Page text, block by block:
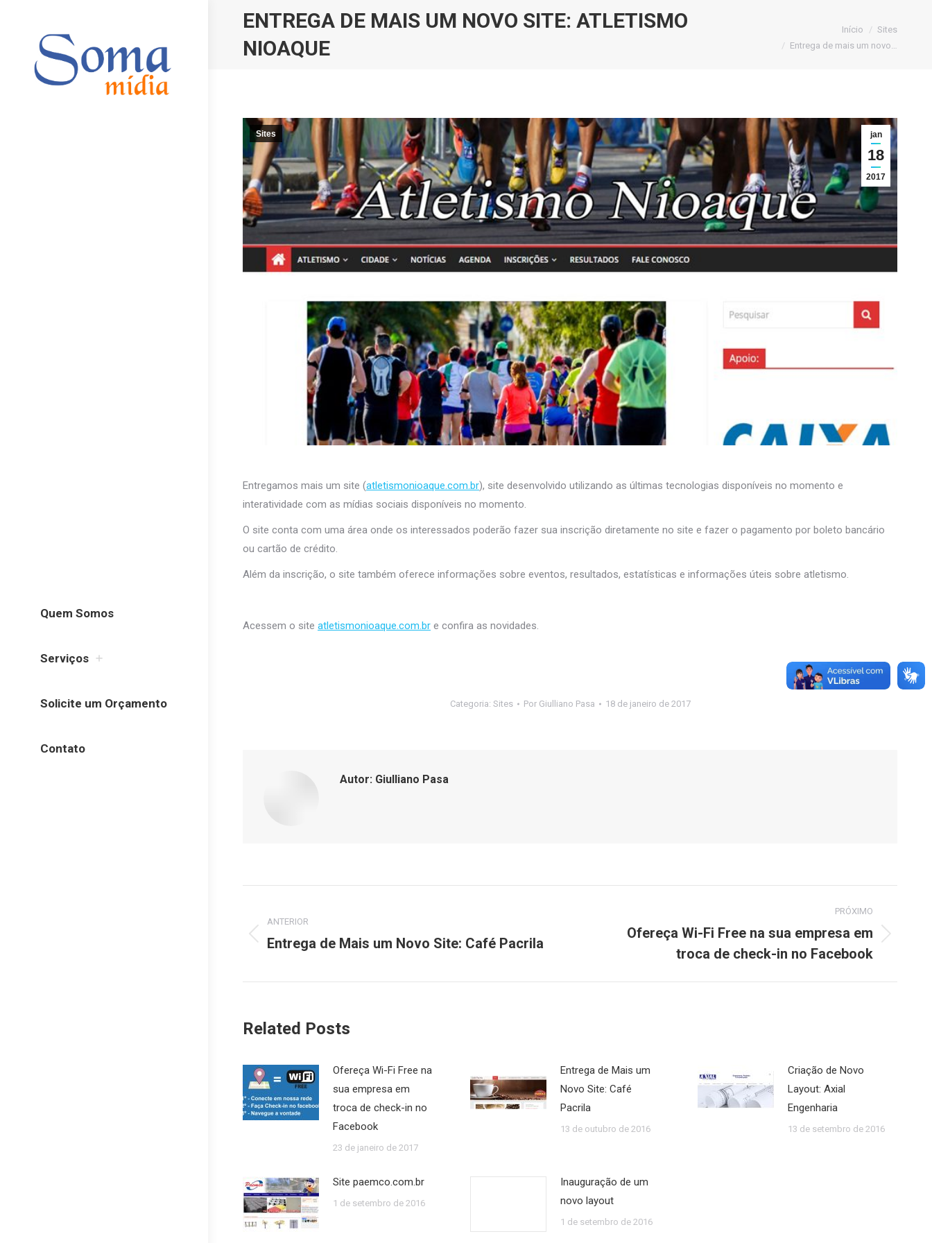
Quem Somos
Serviços
Solicite um Orçamento
Contato
ENTREGA DE MAIS UM NOVO SITE: ATLETISMO
NIOAQUE
Início
Sites
Entrega de mais um novo…
jan
18
2017
Sites
Entregamos mais um site (atletismonioaque.com.br), site desenvolvido utilizando as últimas tecnologias disponíveis no momento e
interatividade com as mídias sociais disponíveis no momento.
O site conta com uma área onde os interessados poderão fazer sua inscrição diretamente no site e fazer o pagamento por boleto bancário
ou cartão de crédito.
Além da inscrição, o site também oferece informações sobre eventos, resultados, estatísticas e informações úteis sobre atletismo.
Acessem o site atletismonioaque.com.br e confira as novidades.
Categoria: Sites Por Giulliano Pasa 18 de janeiro de 2017
Autor: Giulliano Pasa
deANTERIOR
Post
Entrega de Mais um Novo Site: Café Pacrila
PRÓXIMO
Ofereça Wi-Fi Free na sua empresa em
troca de check-in no Facebook
Related Posts
Ofereça Wi-Fi Free na
sua empresa em
troca de check-in no
Facebook
23 de janeiro de 2017
Entrega de Mais um
Novo Site: Café
Pacrila
13 de outubro de 2016
Criação de Novo
Layout: Axial
Engenharia
13 de setembro de 2016
Site paemco.com.br
1 de setembro de 2016
Inauguração de um
novo layout
1 de setembro de 2016